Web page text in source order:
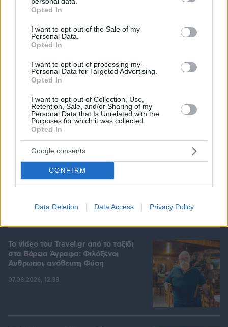
grant or deny consent to Google and its third-party tags to
use your data for below specified purposes in below Google
consent section.
Opted In
I want to opt-out of the Sale of my
Personal Data.
Opted In
I want to opt-out of processing my
Personal Data for Targeted Advertising.
Opted In
I want to opt-out of Collection, Use,
Retention, Sale, and/or Sharing of my
Personal Data that Is Unrelated with the
Purposes for which it was collected.
Opted In
Google consents
CONFIRM
Data Deletion Data Access Privacy Policy
Ο ένας άνθρωπος που η βασίλισσα Ελισάβετ δεν
θα άφηνε ποτέ να περιμένει στο τηλέφωνο
To video του Travel.gr από το ταξίδι
στα Βόρεια Άγραφα: Φιλόξενοι
Άνθρωποι, ανόθευτη Φύση
07.08.2026, 12:38